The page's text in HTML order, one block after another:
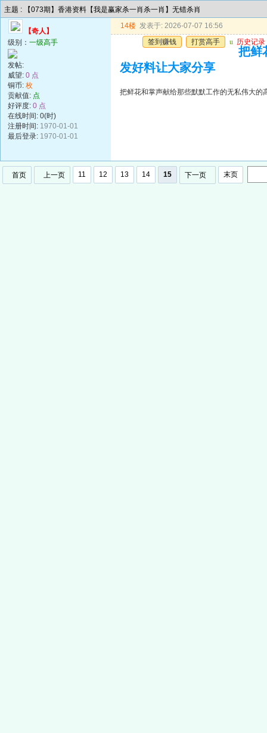
主题 : 【073期】香港资料【我是赢家杀一肖杀一肖】无错杀肖
【奇人】
级别： 一级高手
发帖:
威望: 0 点
铜币: 枚
贡献值: 点
好评度: 0 点
在线时间: 0(时)
注册时间: 1970-01-01
最后登录: 1970-01-01
14楼 发表于: 2026-07-07 16:56
签到赚钱
打赏高手 u 历史记录
把鲜
发好料让大家分享
把鲜花和掌声献给那些默默工作的无私伟大的
首页 上一页 11 12 13 14 15 下一页 末页